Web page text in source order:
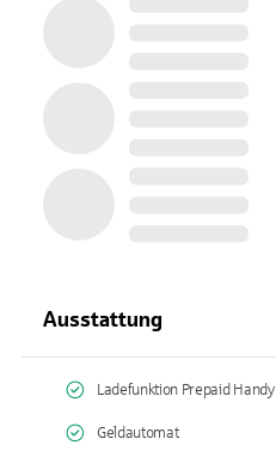
Ausstattung
Ladefunktion Prepaid Handy
Geldautomat